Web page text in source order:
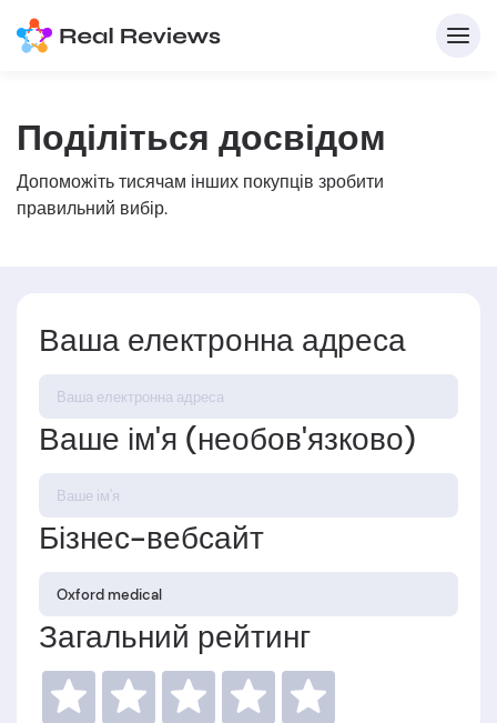
Поділіться досвідом
Допоможіть тисячам інших покупців зробити
правильний вибір.
Ваша електронна адреса
Ваше ім'я (необов'язково)
Бізнес-вебсайт
Загальний рейтинг